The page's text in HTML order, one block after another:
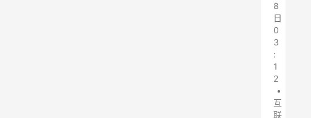
8
日
0
3
:
1
2
•
互
联